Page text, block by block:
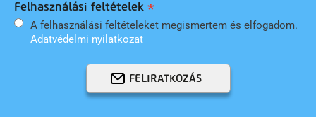
Felhasználási feltételek
A felhasználási feltételeket megismertem és elfogadom.
Adatvédelmi nyilatkozat
FELIRATKOZÁS